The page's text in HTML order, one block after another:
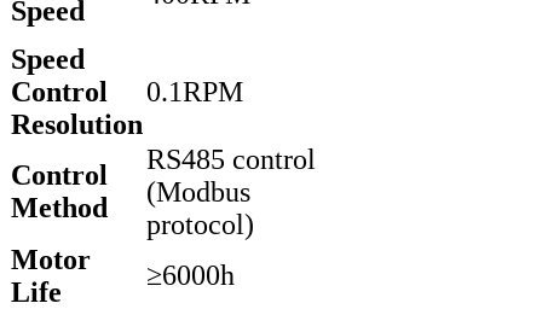
Speed
Speed
Control
Resolution
0.1RPM
Control
Method
RS485 control
(Modbus
protocol)
Motor
Life
≥6000h